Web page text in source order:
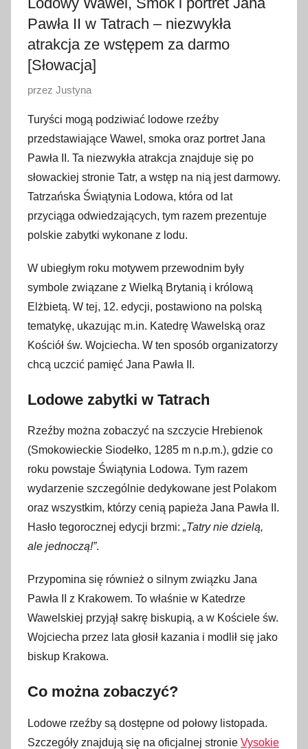
Pawła II w Tatrach – niezwykła
atrakcja ze wstępem za darmo
[Słowacja]
O
u
b
l
i
k
o
w
n
o
2
g
r
n
a
2
0
2
przez Justyna
Turyści mogą podziwiać lodowe rzeźby
przedstawiające Wawel, smoka oraz portret Jana
Pawła II. Ta niezwykła atrakcja znajduje się po
słowackiej stronie Tatr, a wstęp na nią jest darmowy.
Tatrzańska Świątynia Lodowa, która od lat
przyciąga odwiedzających, tym razem prezentuje
polskie zabytki wykonane z lodu.
W ubiegłym roku motywem przewodnim były
symbole związane z Wielką Brytanią i królową
Elżbietą. W tej, 12. edycji, postawiono na polską
tematykę, ukazując m.in. Katedrę Wawelską oraz
Kościół św. Wojciecha. W ten sposób organizatorzy
chcą uczcić pamięć Jana Pawła II.
Lodowe zabytki w Tatrach
Rzeźby można zobaczyć na szczycie Hrebienok
(Smokowieckie Siodełko, 1285 m n.p.m.), gdzie co
roku powstaje Świątynia Lodowa. Tym razem
wydarzenie szczególnie dedykowane jest Polakom
oraz wszystkim, którzy cenią papieża Jana Pawła II.
Hasło tegorocznej edycji brzmi: „Tatry nie dzielą,
ale jednoczą!”.
Przypomina się również o silnym związku Jana
Pawła II z Krakowem. To właśnie w Katedrze
Wawelskiej przyjął sakrę biskupią, a w Kościele św.
Wojciecha przez lata głosił kazania i modlił się jako
biskup Krakowa.
Co można zobaczyć?
Lodowe rzeźby są dostępne od połowy listopada.
Szczegóły znajdują się na oficjalnej stronie Vysokie